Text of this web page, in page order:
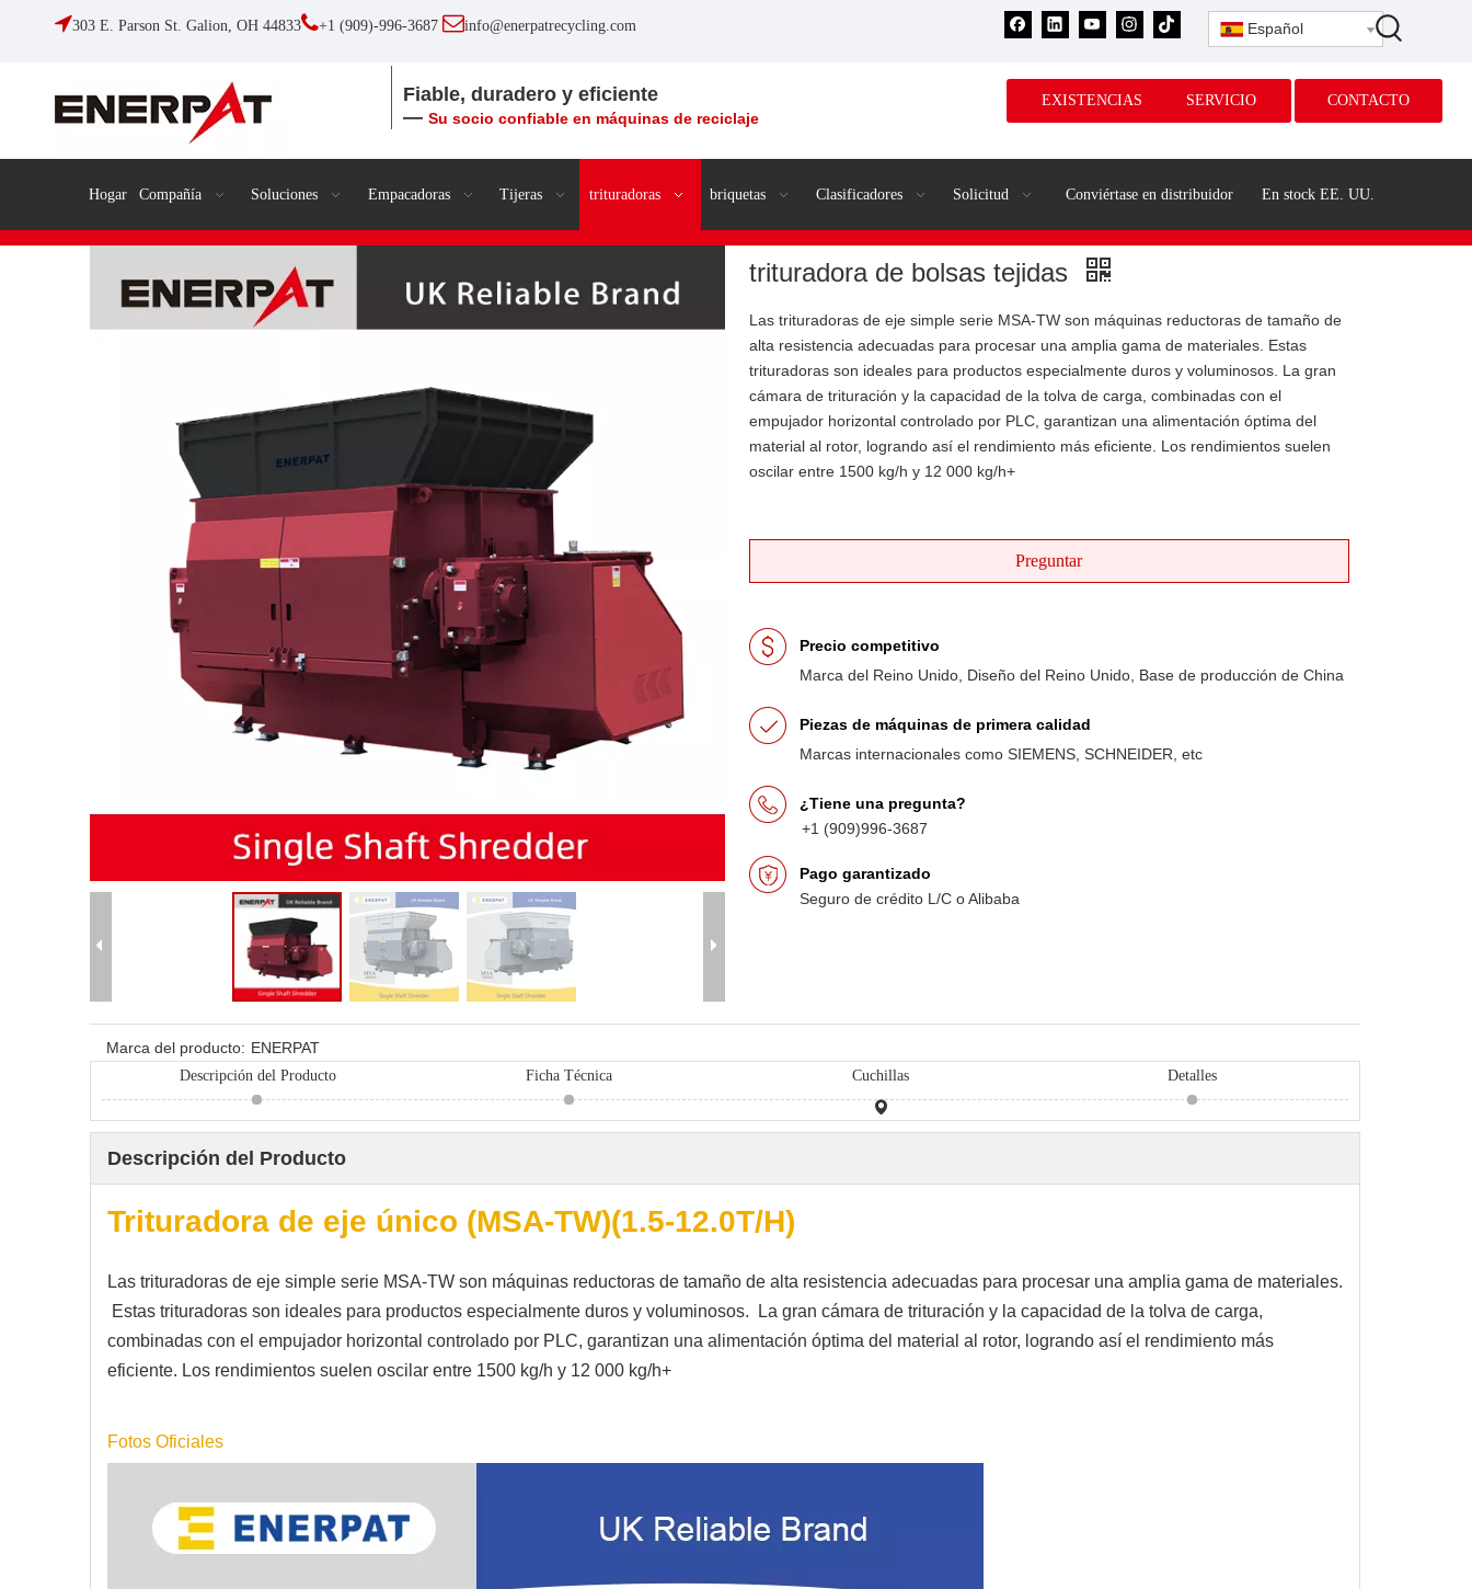
303 E. Parson St. Galion, OH 44833+1 (909)-996-3687 info@enerpatrecycling.com Español
Fiable, duradero y eficiente
—Su socio confiable en máquinas de reciclaje
EXISTENCIAS SERVICIO CONTACTO
Hogar Compañía Soluciones Empacadoras Tijeras trituradoras briquetas Clasificadores Solicitud Conviértase en distribuidor En stock EE. UU.
trituradora de bolsas tejidas
Las trituradoras de eje simple serie MSA-TW son máquinas reductoras de tamaño de
alta resistencia adecuadas para procesar una amplia gama de materiales. Estas
trituradoras son ideales para productos especialmente duros y voluminosos. La gran
cámara de trituración y la capacidad de la tolva de carga, combinadas con el
empujador horizontal controlado por PLC, garantizan una alimentación óptima del
material al rotor, logrando así el rendimiento más eficiente. Los rendimientos suelen
oscilar entre 1500 kg/h y 12 000 kg/h+
Preguntar
Precio competitivo
Marca del Reino Unido, Diseño del Reino Unido, Base de producción de China
Piezas de máquinas de primera calidad
Marcas internacionales como SIEMENS, SCHNEIDER, etc
¿Tiene una pregunta?
+1 (909)996-3687
Pago garantizado
Seguro de crédito L/C o Alibaba
Marca del producto: ENERPAT
Descripción del Producto Ficha Técnica Cuchillas Detalles
Descripción del Producto
Trituradora de eje único (MSA-TW)(1.5-12.0T/H)
Las trituradoras de eje simple serie MSA-TW son máquinas reductoras de tamaño de alta resistencia adecuadas para procesar una amplia gama de materiales.
Estas trituradoras son ideales para productos especialmente duros y voluminosos. La gran cámara de trituración y la capacidad de la tolva de carga,
combinadas con el empujador horizontal controlado por PLC, garantizan una alimentación óptima del material al rotor, logrando así el rendimiento más
eficiente. Los rendimientos suelen oscilar entre 1500 kg/h y 12 000 kg/h+
Fotos Oficiales